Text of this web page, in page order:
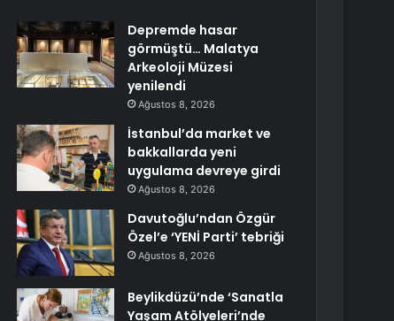
Depremde hasar
görmüştü… Malatya
Arkeoloji Müzesi
yenilendi
Ağustos 8, 2026
İstanbul’da market ve
bakkallarda yeni
uygulama devreye girdi
Ağustos 8, 2026
Davutoğlu’ndan Özgür
Özel’e ‘YENİ Parti’ tebriği
Ağustos 8, 2026
Beylikdüzü’nde ‘Sanatla
Yaşam Atölyeleri’nde